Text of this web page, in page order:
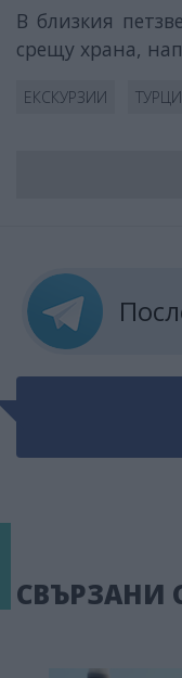
В близкия
срещу храна,
ЕКСКУРЗИИ
СВЪРЗАНИ